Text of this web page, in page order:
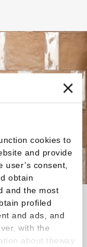
cookies to
and provide
consent,
obtain
and the most
profiled
and ads, and
with the
about theway
la fuerza